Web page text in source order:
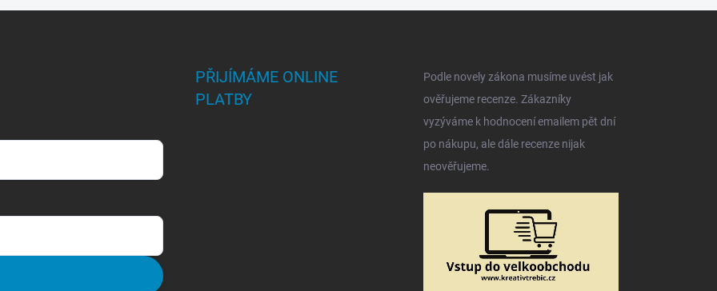
PŘIJÍMÁME ONLINE
PLATBY
Podle novely zákona musíme uvést jak
ověřujeme recenze. Zákazníky
vyzýváme k hodnocení emailem pět dní
po nákupu, ale dále recenze nijak
neověřujeme.